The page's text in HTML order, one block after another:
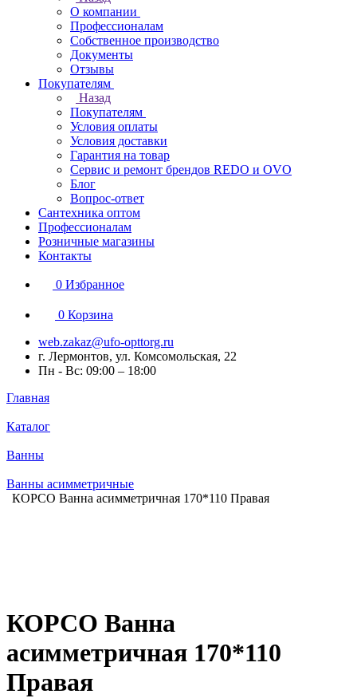
О компании
Профессионалам
Собственное производство
Документы
Отзывы
Покупателям
Назад
Покупателям
Условия оплаты
Условия доставки
Гарантия на товар
Сервис и ремонт брендов REDO и OVO
Блог
Вопрос-ответ
Сантехника оптом
Профессионалам
Розничные магазины
Контакты
0 Избранное
0 Корзина
web.zakaz@ufo-opttorg.ru
г. Лермонтов, ул. Комсомольская, 22
Пн - Вс: 09:00 – 18:00
Главная
Каталог
Ванны
Ванны асимметричные
КОРСО Ванна асимметричная 170*110 Правая
КОРСО Ванна
асимметричная 170*110
Правая